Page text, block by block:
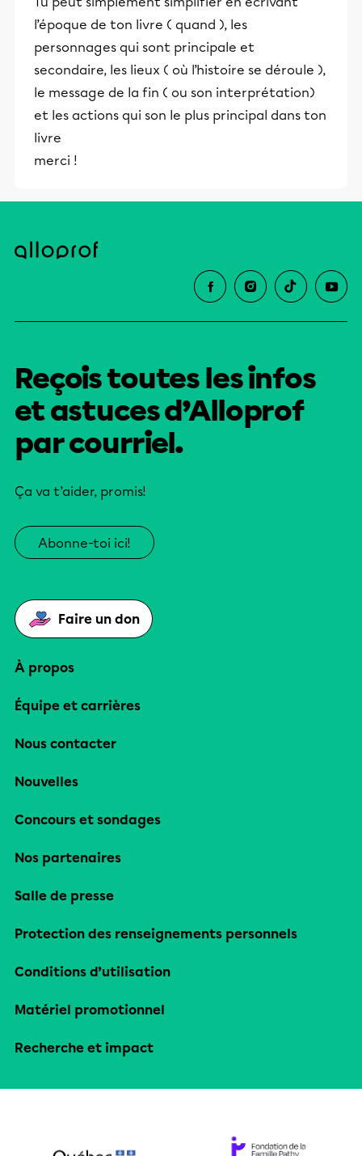
l’époque de ton livre ( quand ), les
personnages qui sont principale et
secondaire, les lieux ( où l’histoire se déroule ),
le message de la fin ( ou son interprétation)
et les actions qui son le plus principal dans ton
livre
merci !
Reçois toutes les infos
et astuces d’Alloprof
par courriel.
Ça va t’aider, promis!
Abonne-toi ici!
Faire un don
À propos
Équipe et carrières
Nous contacter
Nouvelles
Concours et sondages
Nos partenaires
Salle de presse
Protection des renseignements personnels
Conditions d’utilisation
Matériel promotionnel
Recherche et impact